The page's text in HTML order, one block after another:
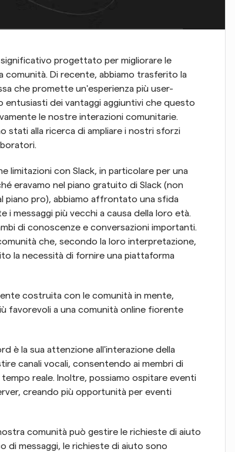
progettato per migliorare le
Di recente, abbiamo trasferito la
che promette un'esperienza più user-
entusiasti dei vantaggi aggiuntivi che questo
le nostre interazioni comunitarie.
stati alla ricerca di ampliare i nostri sforzi
limitazioni con Slack, in particolare per una
eravamo nel piano gratuito di Slack (non
piano pro), abbiamo affrontato una sfida
i messaggi più vecchi a causa della loro età.
di conoscenze e conversazioni importanti.
che, secondo la loro interpretazione,
la necessità di fornire una piattaforma
costruita con le comunità in mente,
favorevoli a una comunità online fiorente
è la sua attenzione all'interazione della
canali vocali, consentendo ai membri di
reale. Inoltre, possiamo ospitare eventi
creando più opportunità per eventi
comunità può gestire le richieste di aiuto
di messaggi, le richieste di aiuto sono